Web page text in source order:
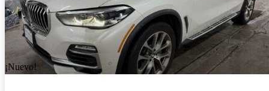
¡Nuevo!